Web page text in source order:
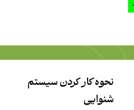
نحوه کار کردن سیستم
شنوایی